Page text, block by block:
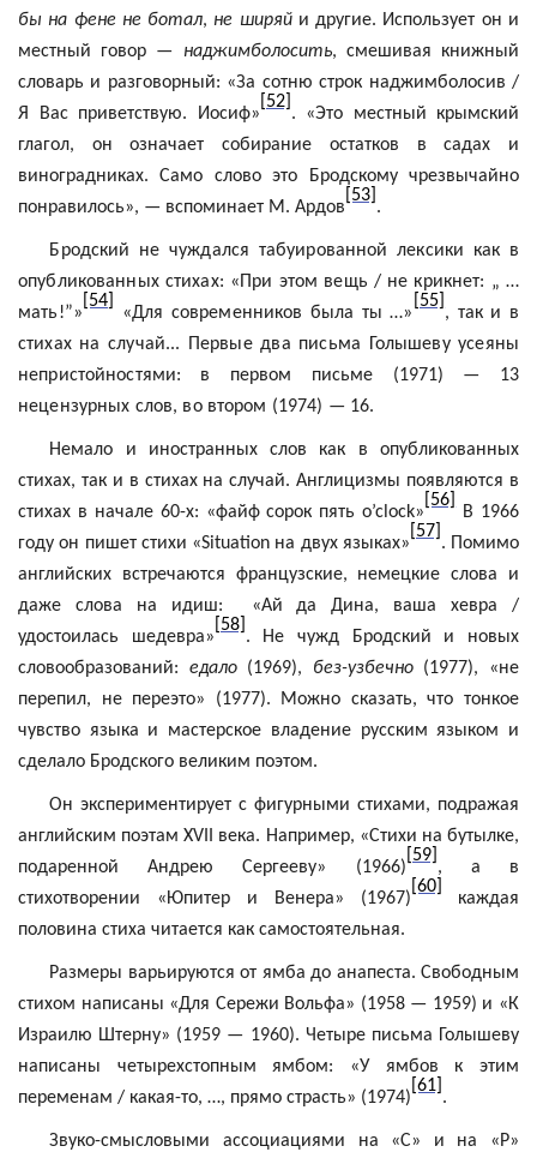
бы на фене не ботал, не ширяйи другие. Использует он и
местный говор — наджимболосить, смешивая книжный
словарь и разговорный: «За сотню строк наджимболосив /
Я Вас приветствую. Иосиф»
[52]
. «Это местный крымский
глагол, он означает собирание остатков в садах и
виноградниках. Само слово это Бродскому чрезвычайно
понравилось», — вспоминает М. Ардов
[53]
.
Бродский не чуждался табуированной лексики как в
опубликованных стихах: «При этом вещь / не крикнет: „ …
мать!”»
[54]
«Для современников была ты …»
[55]
, так и в
стихах на случай... Первые два письма Голышеву усеяны
непристойностями: в первом письме (1971) — 13
нецензурных слов, во втором (1974) — 16.
Немало и иностранных слов как в опубликованных
стихах, так и в стихах на случай. Англицизмы появляются в
стихах в начале 60-х: «файфсорок пятьo’clock»
[56]
В 1966
году он пишет стихи «Situation на двух языках»
[57]
. Помимо
английских встречаются французские, немецкие слова и
даже слова на идиш:
«Ай да Дина, вашахевра /
удостоилась шедевра»
[58]
. Не чужд Бродский и новых
словообразований: едало(1969), без-узбечно(1977), «не
перепил, не переэто» (1977). Можно сказать, что тонкое
чувство языка и мастерское владение русским языком и
сделало Бродского великим поэтом.
Он экспериментирует с фигурными стихами, подражая
английским поэтам XVII века. Например, «Стихи на бутылке,
подаренной Андрею Сергееву» (1966)
[59]
, а в
стихотворении «Юпитер и Венера» (1967)
[60]
каждая
половина стиха читается как самостоятельная.
Размеры варьируются от ямба до анапеста. Свободным
стихом написаны «Для Сережи Вольфа» (1958 — 1959) и «К
Израилю Штерну» (1959 — 1960). Четыре письма Голышеву
написаны четырехстопным ямбом: «У ямбов к этим
переменам / какая-то, …, прямо страсть» (1974)
[61]
.
Звуко-смысловыми ассоциациями на «С» и на «Р»